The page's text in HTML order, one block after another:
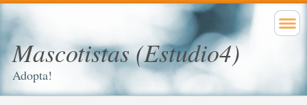
Mascotistas (Estudio4)
Adopta!